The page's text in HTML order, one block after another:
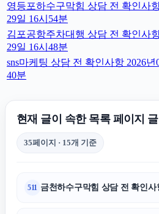
영등포하수구막힘 상담 전 확인사
29일 16시54분
김포공항주차대행 상담 전 확인사
29일 16시48분
sns마케팅 상담 전 확인사항 2026년
40분
현재 글이 속한 목록 페이지 글
35페이지 · 15개 기준
511 금천하수구막힘 상담 전 확인사